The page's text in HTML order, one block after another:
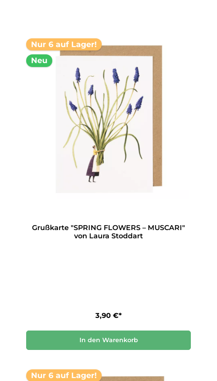
Nur 6 auf Lager!
Neu
Grußkarte "SPRING FLOWERS – MUSCARI"
von Laura Stoddart
3,90 €*
In den Warenkorb
Nur 6 auf Lager!